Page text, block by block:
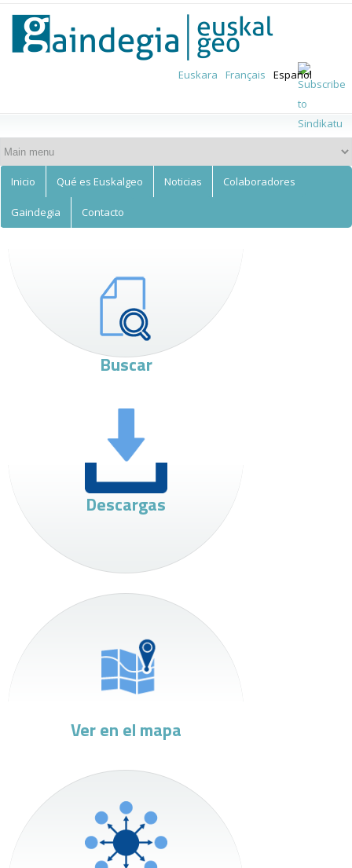
main
content
Euskalgeo
Euskara Français Español
Inicio Qué es Euskalgeo Noticias Colaboradores
Gaindegia Contacto
Buscar
Descargas
Ver en el mapa